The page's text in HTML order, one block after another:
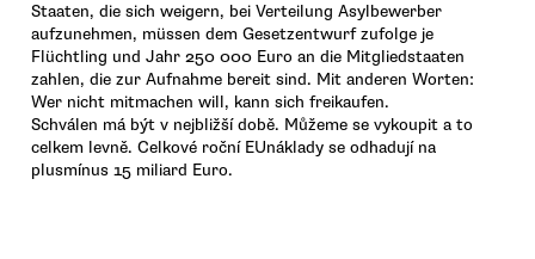
Staaten, die sich weigern, bei Verteilung Asylbewerber
aufzunehmen, müssen dem Gesetzentwurf zufolge je
Flüchtling und Jahr 250 000 Euro an die Mitgliedstaaten
zahlen, die zur Aufnahme bereit sind. Mit anderen Worten:
Wer nicht mitmachen will, kann sich freikaufen.
Schválen má být v nejbližší době. Můžeme se vykoupit a to
celkem levně. Celkové roční EUnáklady se odhadují na
plusmínus 15 miliard Euro.